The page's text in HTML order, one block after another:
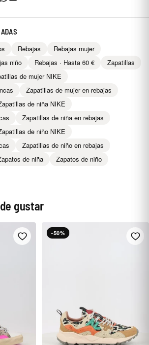
Rebajas
Rebajas mujer
niño Rebajas · Hasta 60 €
Zapatillas
de mujer NIKE
Zapatillas de mujer en rebajas
de niña NIKE
Zapatillas de niña en rebajas
de niño NIKE
Zapatillas de niño en rebajas
de niña Zapatos de niño
gustar
-50%